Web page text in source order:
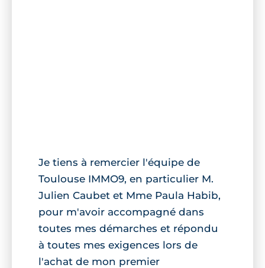
Je tiens à remercier l'équipe de
Toulouse IMMO9, en particulier M.
Julien Caubet et Mme Paula Habib,
pour m'avoir accompagné dans
toutes mes démarches et répondu
à toutes mes exigences lors de
l'achat de mon premier